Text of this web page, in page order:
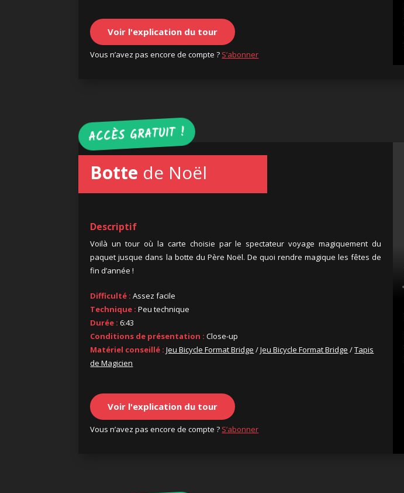
Voir l'explication du tour
Vous n’avez pas encore de compte ? S’abonner
Botte de Noël
Descriptif
Voilà un tour où la carte choisie par le spectateur voyage magiquement du
paquet jusque dans la botte du Père Noël. De quoi rendre magique les fêtes de
fin d’année !
Difficulté : Assez facile
Technique : Peu technique
Durée : 6:43
Conditions de présentation : Close-up
Matériel conseillé : Jeu Bicycle Format Bridge /Jeu Bicycle Format Bridge /Tapis
de Magicien
Voir l'explication du tour
Vous n’avez pas encore de compte ? S’abonner
ACCÈS GRATUIT !